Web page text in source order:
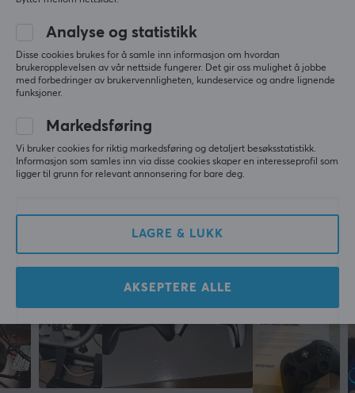
FORBINDELSE
Kompatibilitet
GARANTI
Produsentens garanti
Hori HOTAS Flight Control System PC - Joystick
1 like
Sven S
Verifisert kjøper
Sporty NPC
Hori HOTAS Flight Control System PC - Joystick
Mer fra vårt fellesskap
Analyse og statistikk
Disse cookies brukes for å samle inn informasjon om hvordan
brukeropplevelsen av vår nettside fungerer. Det gir oss mulighet å jobbe
med forbedringer av brukervennligheten, kundeservice og andre lignende
funksjoner.
Markedsføring
Vi bruker cookies for riktig markedsføring og detaljert besøksstatistikk.
Informasjon som samles inn via disse cookies skaper en interesseprofil som
ligger til grunn for relevant annonsering for bare deg.
LAGRE & LUKK
AKSEPTERE ALLE